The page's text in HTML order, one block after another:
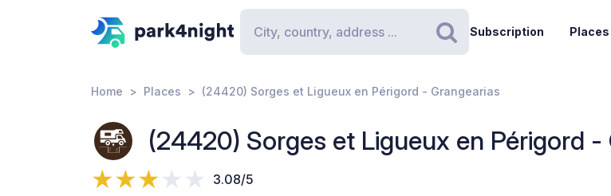
Search
Subscription Places
Home Places (24420) Sorges et Ligueux en Périgord - Grangearias
(24420) Sorges et Ligueux en Périgord -
3.08/5